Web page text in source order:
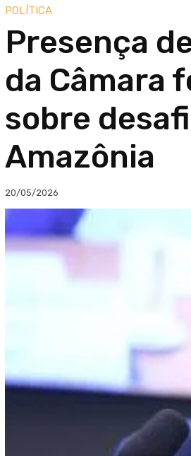
POLÍTICA
Presença
da Câmara
sobre
Amazônia
20/05/2026